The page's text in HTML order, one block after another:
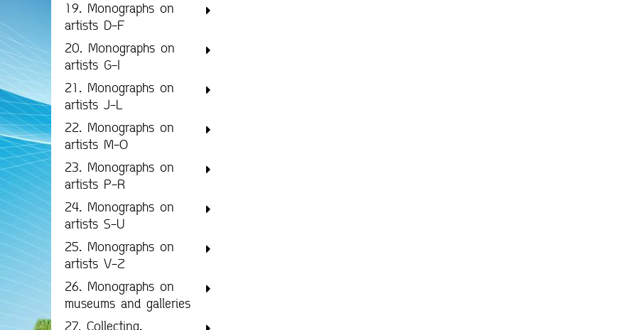
19. Monographs on
artists D-F
20. Monographs on
artists G-I
21. Monographs on
artists J-L
22. Monographs on
artists M-O
23. Monographs on
artists P-R
24. Monographs on
artists S-U
25. Monographs on
artists V-Z
26. Monographs on
museums and galleries